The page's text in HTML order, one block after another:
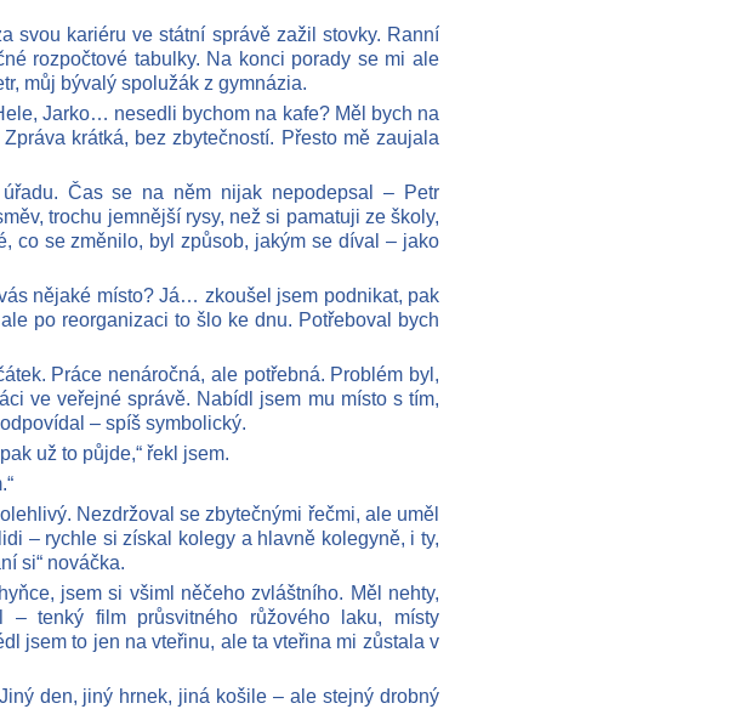
svou kariéru ve státní správě zažil stovky. Ranní
rozpočtové tabulky. Na konci porady se mi ale
můj bývalý spolužák z gymnázia.
Jarko… nesedli bychom na kafe? Měl bych na
krátká, bez zbytečností. Přesto mě zaujala
Čas se na něm nijak nepodepsal – Petr
trochu jemnější rysy, než si pamatuji ze školy,
co se změnilo, byl způsob, jakým se díval – jako
nějaké místo? Já… zkoušel jsem podnikat, pak
po reorganizaci to šlo ke dnu. Potřeboval bych
Práce nenáročná, ale potřebná. Problém byl,
ve veřejné správě. Nabídl jsem mu místo s tím,
– spíš symbolický.
už to půjde,“ řekl jsem.
Nezdržoval se zbytečnými řečmi, ale uměl
– rychle si získal kolegy a hlavně kolegyně, i ty,
si“ nováčka.
jsem si všiml něčeho zvláštního. Měl nehty,
– tenký film průsvitného růžového laku, místy
jsem to jen na vteřinu, ale ta vteřina mi zůstala v
den, jiný hrnek, jiná košile – ale stejný drobný